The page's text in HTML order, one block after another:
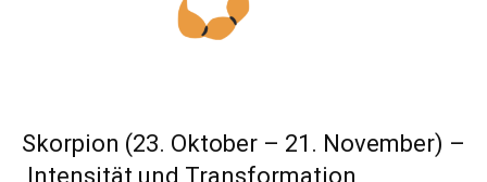
Skorpion (23. Oktober – 21. November) –
Intensität und Transformation